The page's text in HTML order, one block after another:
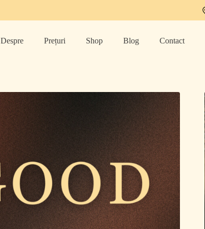
Despre Prețuri Shop Blog Contact